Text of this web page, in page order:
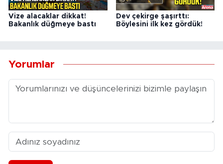
Vize alacaklar dikkat!
Bakanlık düğmeye bastı
Dev çekirge şaşırttı:
Böylesini ilk kez gördük!
Yorumlar